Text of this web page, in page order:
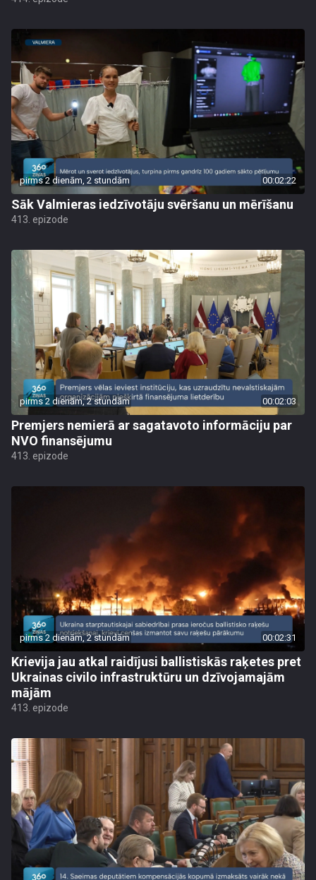
pirms 2 dienām, 2 stundām 00:02:22
Sāk Valmieras iedzīvotāju svēršanu un mērīšanu
413. epizode
pirms 2 dienām, 2 stundām 00:02:03
Premjers nemierā ar sagatavoto informāciju par
NVO finansējumu
413. epizode
pirms 2 dienām, 2 stundām 00:02:31
Krievija jau atkal raidījusi ballistiskās raķetes pret
Ukrainas civilo infrastruktūru un dzīvojamajām
mājām
413. epizode